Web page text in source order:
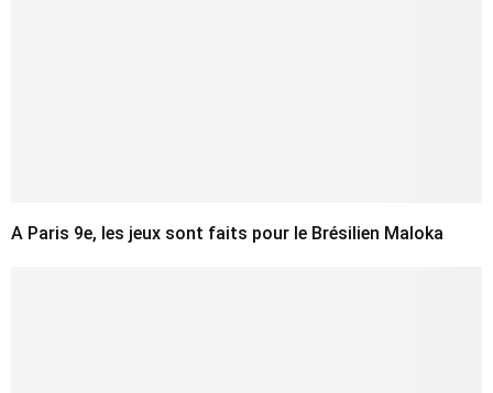
A Paris 9e, les jeux sont faits pour le Brésilien Maloka